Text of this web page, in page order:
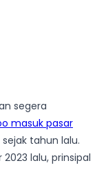
segera
masuk pasar
tahun lalu.
lalu, prinsipal